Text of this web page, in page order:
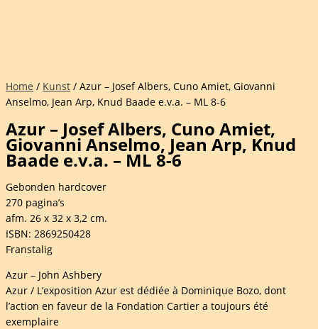
Home / Kunst / Azur – Josef Albers, Cuno Amiet, Giovanni
Anselmo, Jean Arp, Knud Baade e.v.a. – ML 8-6
Azur – Josef Albers, Cuno Amiet,
Giovanni Anselmo, Jean Arp, Knud
Baade e.v.a. – ML 8-6
Gebonden hardcover
270 pagina’s
afm. 26 x 32 x 3,2 cm.
ISBN: 2869250428
Franstalig
Azur – John Ashbery
Azur / L’exposition Azur est dédiée à Dominique Bozo, dont
l’action en faveur de la Fondation Cartier a toujours été
exemplaire